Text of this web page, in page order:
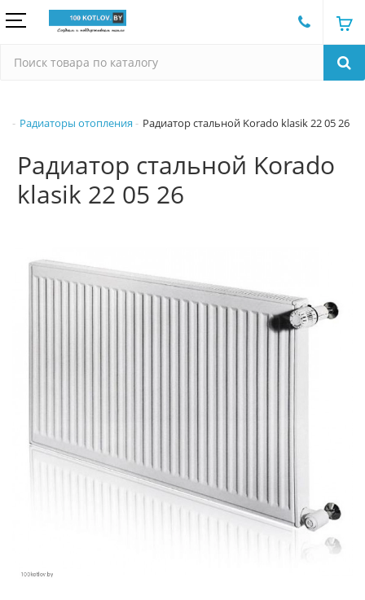
Радиаторы отопления Радиатор стальной Korado klasik 22 05 26
Радиатор стальной Korado
klasik 22 05 26